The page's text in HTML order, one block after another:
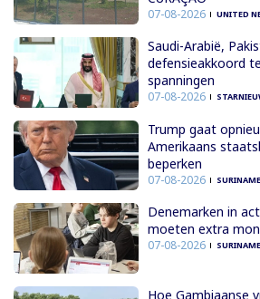
07-08-2026 UNITED
Saudi-Arabië,
defensieakkoord
spanningen
07-08-2026
Trump gaat
Amerikaans
beperken
07-08-2026
Denemarken in
moeten extra
07-08-2026
Hoe Gambiaanse